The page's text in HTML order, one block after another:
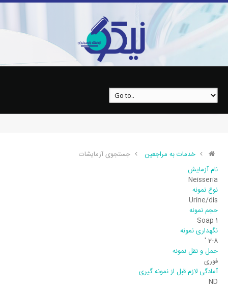
Neisseria
خدمات به مراجعین
جستجوی آزمایشات
نام آزمایش
Neisseria
نوع نمونه
Urine/dis
حجم نمونه
1 Soap
نگهداری نمونه
2-8 '
حمل و نقل نمونه
فوری
آمادگی لازم قبل از نمونه گیری
ND